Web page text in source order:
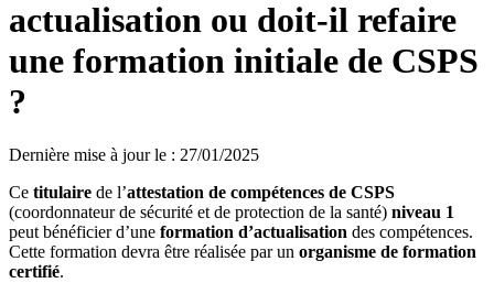
actualisation ou doit-il refaire
une formation initiale de CSPS
?
Dernière mise à jour le : 27/01/2025
Ce titulaire de l’attestation de compétences de CSPS
(coordonnateur de sécurité et de protection de la santé) niveau 1
peut bénéficier d’une formation d’actualisation des compétences.
Cette formation devra être réalisée par un organisme de formation
certifié.